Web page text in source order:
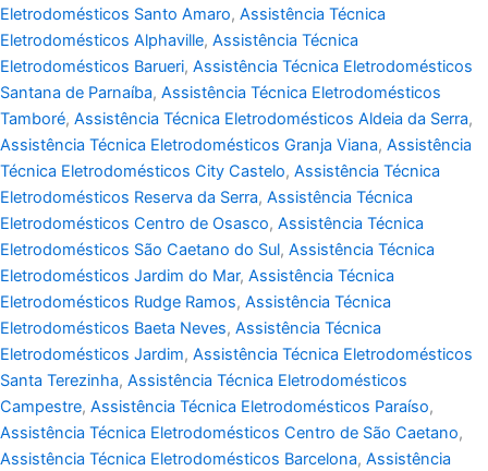
Eletrodomésticos Santo Amaro, Assistência Técnica
Eletrodomésticos Alphaville, Assistência Técnica
Eletrodomésticos Barueri, Assistência Técnica Eletrodomésticos
Santana de Parnaíba, Assistência Técnica Eletrodomésticos
Tamboré, Assistência Técnica Eletrodomésticos Aldeia da Serra,
Assistência Técnica Eletrodomésticos Granja Viana, Assistência
Técnica Eletrodomésticos City Castelo, Assistência Técnica
Eletrodomésticos Reserva da Serra, Assistência Técnica
Eletrodomésticos Centro de Osasco, Assistência Técnica
Eletrodomésticos São Caetano do Sul, Assistência Técnica
Eletrodomésticos Jardim do Mar, Assistência Técnica
Eletrodomésticos Rudge Ramos, Assistência Técnica
Eletrodomésticos Baeta Neves, Assistência Técnica
Eletrodomésticos Jardim, Assistência Técnica Eletrodomésticos
Santa Terezinha, Assistência Técnica Eletrodomésticos
Campestre, Assistência Técnica Eletrodomésticos Paraíso,
Assistência Técnica Eletrodomésticos Centro de São Caetano,
Assistência Técnica Eletrodomésticos Barcelona, Assistência